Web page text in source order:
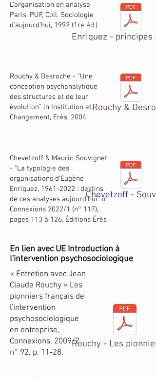
L’organisation en analyse,
Paris, PUF, Coll. Sociologie
d’aujourd’hui, 1992 (1re éd.)
Rouchy & Desroche - "Une
conception psychanalytique
des structures et de leur
évolution" in Institution et
Changement, Erès, 2004
Chevetzoff & Maurin Souvignet
- "La typologie des
organisations d’Eugène
Enriquez, 1961-2022 : destins
de ces analyses aujourd’hui" in
Connexions 2022/1 (n° 117),
pages 113 à 126, Éditions Érès​​​​​
Enriquez - principes
Rouchy &
Chevetzoff -
En lien avec UE Introduction à
l'intervention psychosociologique
​​​​​​​​​​​« Entretien avec Jean
Claude Rouchy » Les
pionniers français de
l'intervention
psychosociologique
en entreprise,
Connexions, 2009/2
n° 92, p. 11-28.
Rouchy - Les